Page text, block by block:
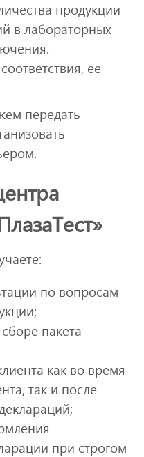
продукции
в лабораторных
ее
передать
по вопросам
пакета
как во время
так и после
при строгом